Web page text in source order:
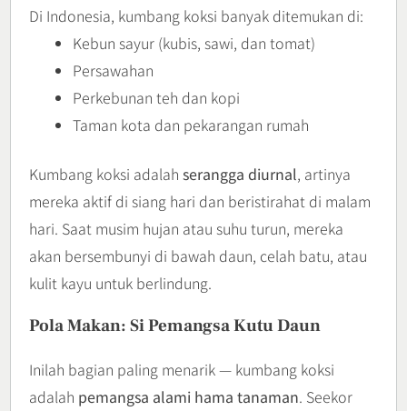
Di Indonesia, kumbang koksi banyak ditemukan di:
Kebun sayur (kubis, sawi, dan tomat)
Persawahan
Perkebunan teh dan kopi
Taman kota dan pekarangan rumah
Kumbang koksi adalah serangga diurnal, artinya
mereka aktif di siang hari dan beristirahat di malam
hari. Saat musim hujan atau suhu turun, mereka
akan bersembunyi di bawah daun, celah batu, atau
kulit kayu untuk berlindung.
Pola Makan: Si Pemangsa Kutu Daun
Inilah bagian paling menarik — kumbang koksi
adalah pemangsa alami hama tanaman. Seekor